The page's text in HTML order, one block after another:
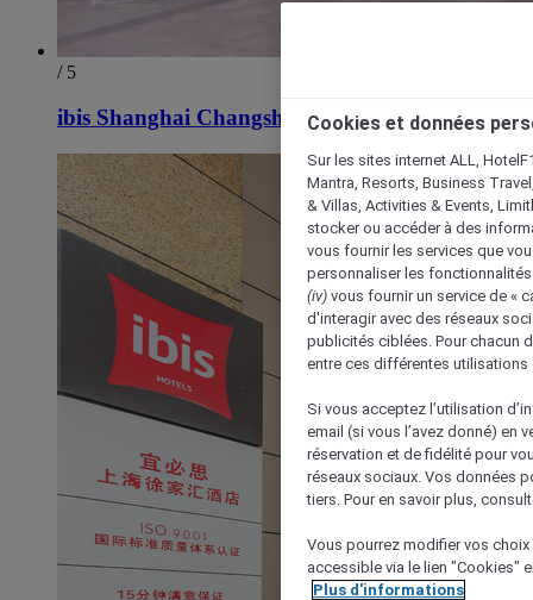
/ 5
ibis Shanghai Changshou Road Hotel
Cookies et données
Sur les sites internet ALL,
Mantra, Resorts, Business
& Villas, Activities & Events,
stocker ou accéder à des
vous fournir les services que
personnaliser les
(iv) vous fournir un service de «
d'interagir avec des réseaux
publicités ciblées. Pour chacun
entre ces différentes utilisations
Si vous acceptez l’utilisation
email (si vous l’avez donné) en
réservation et de fidélité pour
réseaux sociaux. Vos données
tiers. Pour en savoir plus,
Vous pourrez modifier vos
accessible via le lien "Cookies"
Plus d'informations